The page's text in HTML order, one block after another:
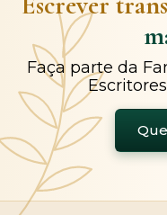
Faça parte da